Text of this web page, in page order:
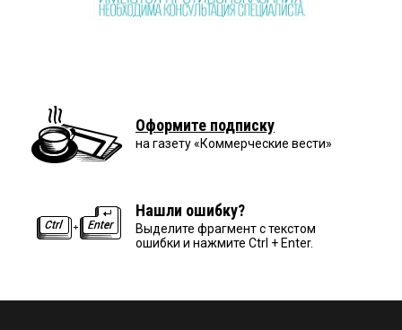
Оформите подписку
на газету «Коммерческие вести»
Нашли ошибку?
Выделите фрагмент с текстом
ошибки и нажмите Ctrl + Enter.